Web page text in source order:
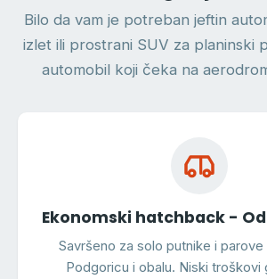
Bilo da vam je potreban jeftin
izlet ili prostrani SUV za planinski
automobil koji čeka na
Ekonomski hatchback - Od
Savršeno za solo putnike i parove
Podgoricu i obalu. Niski troškovi